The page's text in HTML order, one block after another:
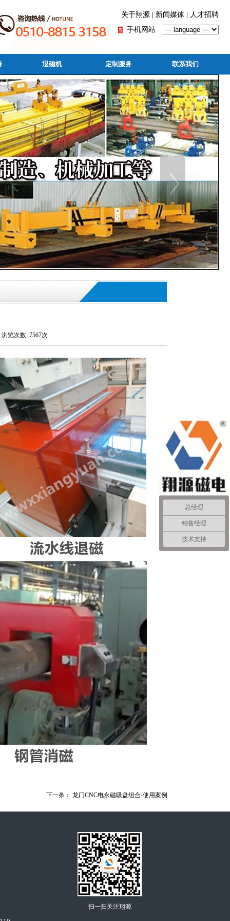
关于翔源 新闻媒体
人才招聘
手机网站
退磁机 定制服务 联系我们
浏览次数: 7567次
下一条： 龙门CNC电永磁吸盘组合-使用案例
扫一扫关注翔源
总经理
销售经理
技术支持